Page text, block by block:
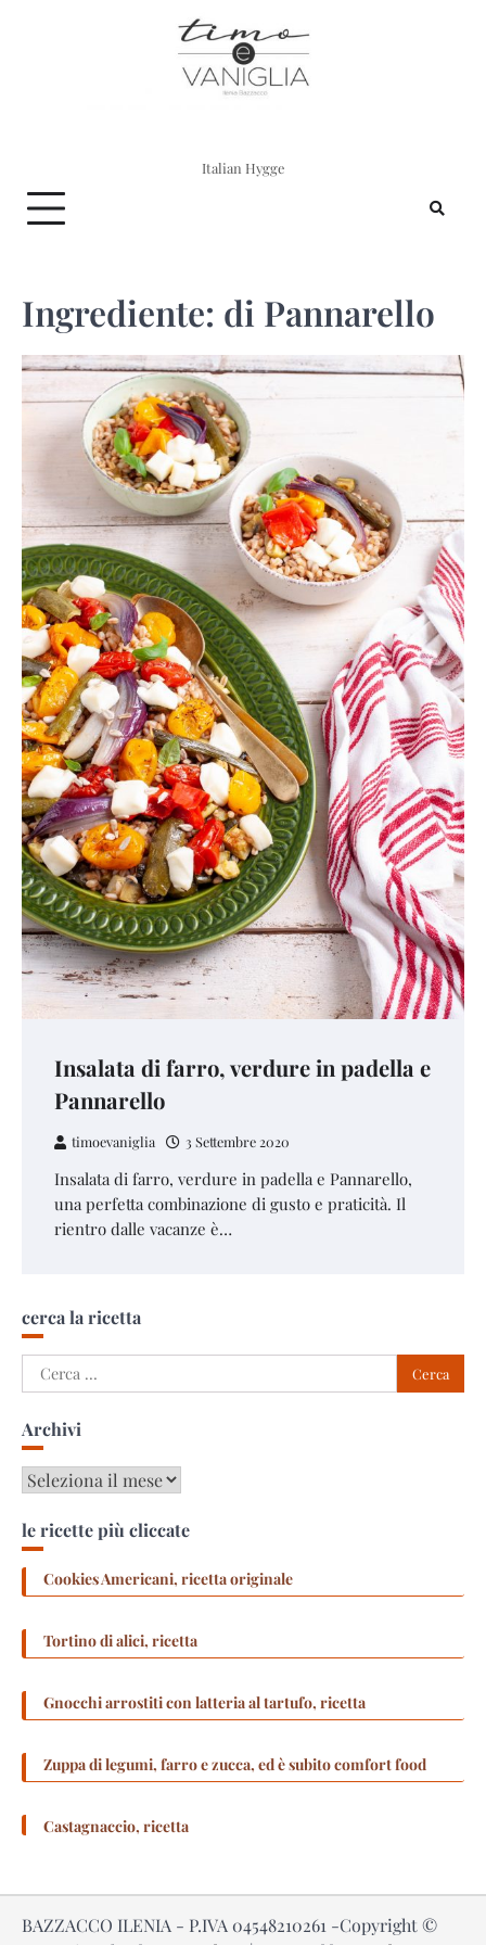
Italian Hygge
Ingrediente: di Pannarello
Insalata di farro, verdure in padella e
Pannarello
timoevaniglia 3 Settembre 2020
Insalata di farro, verdure in padella e Pannarello,
una perfetta combinazione di gusto e praticità. Il
rientro dalle vacanze è…
cerca la ricetta
Ricerca
per:
Archivi
Archivi
le ricette più cliccate
Cookies Americani, ricetta originale
Tortino di alici, ricetta
Gnocchi arrostiti con latteria al tartufo, ricetta
Zuppa di legumi, farro e zucca, ed è subito comfort food
Castagnaccio, ricetta
BAZZACCO ILENIA - P.IVA 04548210261 -Copyright ©